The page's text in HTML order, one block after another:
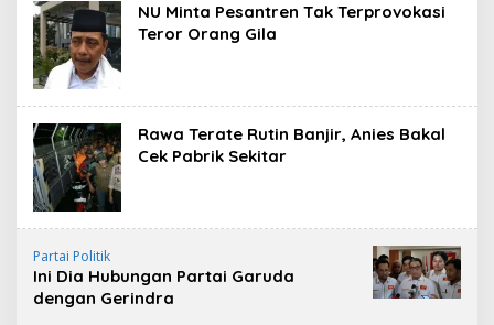
NU Minta Pesantren Tak Terprovokasi
Teror Orang Gila
Rawa Terate Rutin Banjir, Anies Bakal
Cek Pabrik Sekitar
Partai Politik
Ini Dia Hubungan Partai Garuda
dengan Gerindra